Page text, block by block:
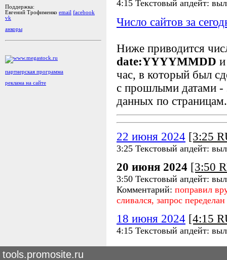
Поддержка:
Евгений Трофименко email facebook
vk
анкоры
партнерская программа
реклама на сайте
4:15 Текстовый апдейт:
Число сайтов за
Ниже приводится
date:YYYYMMDD
час, в который был
с прошлыми датами -
данных по страницам.
22 июня 2024 [3:25
3:25 Текстовый апдейт:
20 июня 2024 [3:50
3:50 Текстовый апдейт:
Комментарий: поправил
сливался, запрос переделан
18 июня 2024 [4:15
4:15 Текстовый апдейт:
tools.promosite.ru